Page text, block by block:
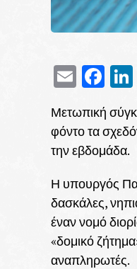
Email
Μετωπική
φόντο τα
την εβδομάδα.
Η υπουργός
δασκάλες,
έναν νομό
«δομικό
αναπληρωτές.